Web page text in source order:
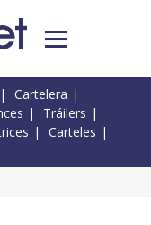
Cartelera
Tráilers
Carteles